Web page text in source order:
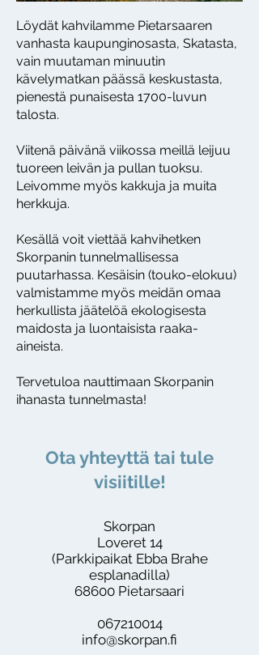
Löydät kahvilamme Pietarsaaren
vanhasta kaupunginosasta, Skatasta,
vain muutaman minuutin
kävelymatkan päässä keskustasta,
pienestä punaisesta 1700-luvun
talosta.
Viitenä päivänä viikossa meillä leijuu
tuoreen leivän ja pullan tuoksu.
Leivomme myös kakkuja ja muita
herkkuja.
Kesällä voit viettää kahvihetken
Skorpanin tunnelmallisessa
puutarhassa. Kesäisin (touko-elokuu)
valmistamme myös meidän omaa
herkullista jäätelöä ekologisesta
maidosta ja luontaisista raaka-
aineista.
Tervetuloa nauttimaan Skorpanin
ihanasta tunnelmasta!
Ota yhteyttä tai tule
visiitille!
Skorpan
Loveret 14
(Parkkipaikat Ebba Brahe
esplanadilla)
68600 Pietarsaari
067210014
info@skorpan.fi